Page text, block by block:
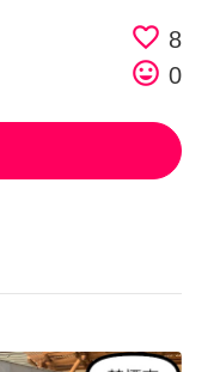
favorite_border 8
tag_faces 0